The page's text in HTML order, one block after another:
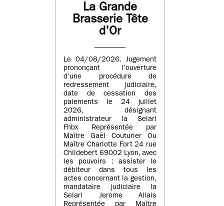
La Grande
Brasserie Tête
d'Or
Le 04/08/2026. Jugement
prononçant l’ouverture
d’une procédure de
redressement judiciaire,
date de cessation des
paiements le 24 juillet
2026, désignant
administrateur la Selarl
Fhbx Représentée par
Maître Gaël Couturier Ou
Maître Charlotte Fort 24 rue
Childebert 69002 Lyon, avec
les pouvoirs : assister le
débiteur dans tous les
actes concernant la gestion,
mandataire judiciaire la
Selarl Jerome Allais